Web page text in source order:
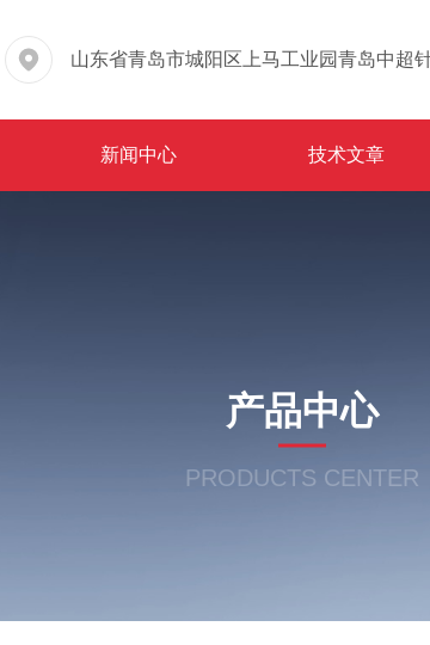
新闻中心 技术文章
产品中心
PRODUCTS CENTER